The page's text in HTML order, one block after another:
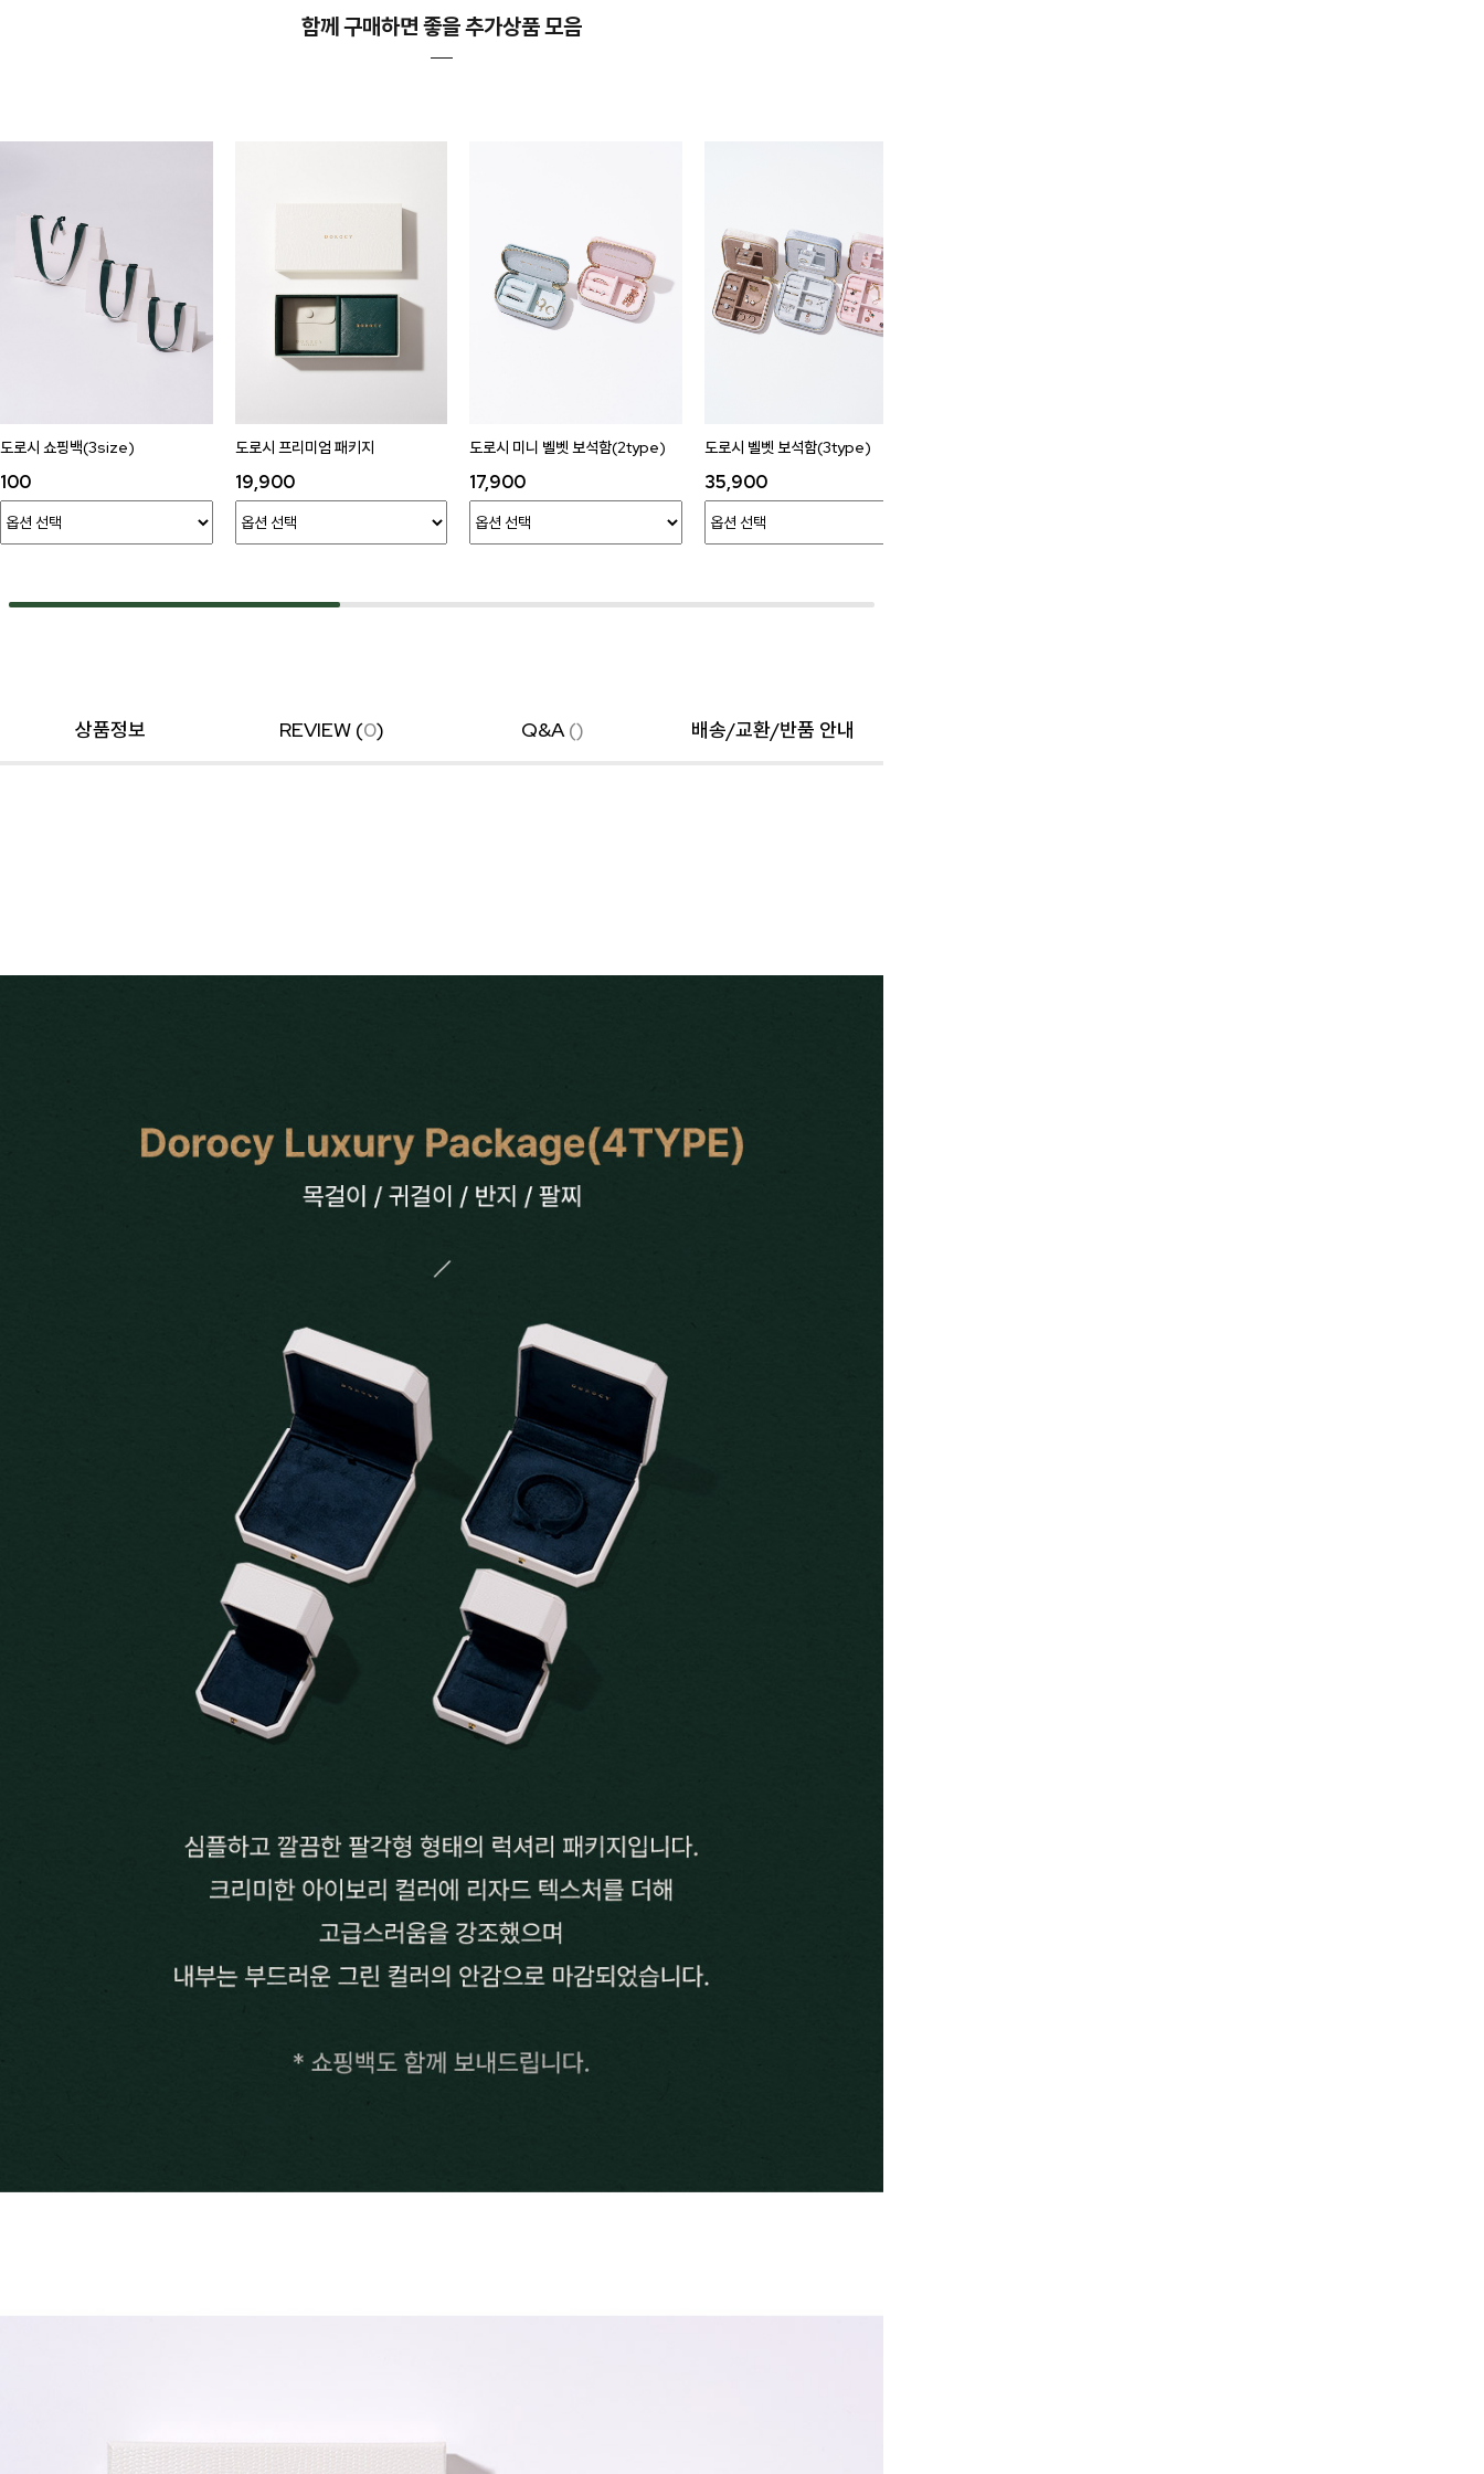
Search
랩다이아몬드 모이시나이트 세일
순금
함께 구매하면 좋을 추가상품 모음
도로시 쇼핑백(3size)
100
도로시 프리미엄 패키지
19,900
도로시 미니 벨벳 보석함(2type)
17,900
도로시 벨벳 보석함(3type)
35,900
상품정보 REVIEW (0) Q&A() 배송/교환/반품 안내